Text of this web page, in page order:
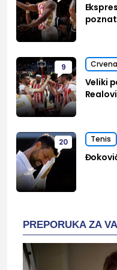
9
Veliki
20 Tenis
PREPORUKA ZA